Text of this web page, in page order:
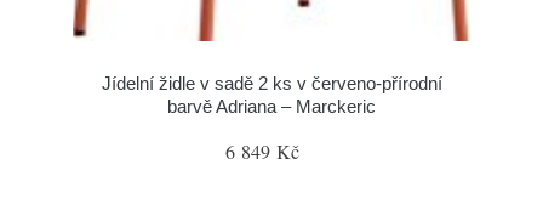
Jídelní židle v sadě 2 ks v červeno-přírodní
barvě Adriana – Marckeric
6 849 Kč